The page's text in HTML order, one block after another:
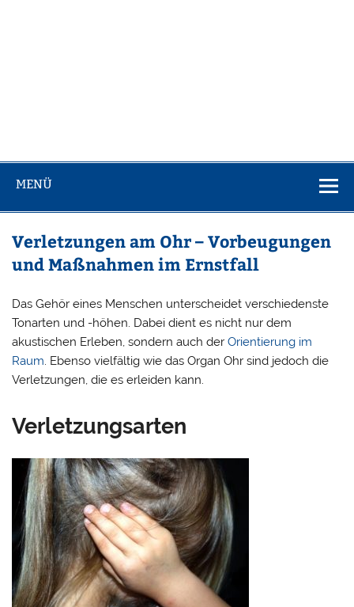
MENÜ
Verletzungen am Ohr – Vorbeugungen
und Maßnahmen im Ernstfall
Das Gehör eines Menschen unterscheidet verschiedenste
Tonarten und -höhen. Dabei dient es nicht nur dem
akustischen Erleben, sondern auch derOrientierung im
Raum. Ebenso vielfältig wie das Organ Ohr sind jedoch die
Verletzungen, die es erleiden kann.
Verletzungsarten